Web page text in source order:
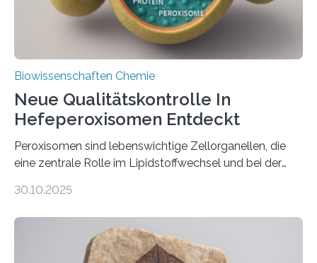
Biowissenschaften Chemie
Neue Qualitätskontrolle In
Hefeperoxisomen Entdeckt
Peroxisomen sind lebenswichtige Zellorganellen, die
eine zentrale Rolle im Lipidstoffwechsel und bei der
erfüllen können, müssen zahlreiche Enzyme präzise in
der Ruhr-Universität Bochum um Prof. Dr. Ralf Erdmann
und Dr. Ismaila Francis Yusuf hat nun einen bislang
30.10.2025